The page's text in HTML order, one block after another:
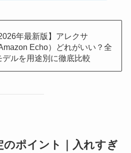
2026年最新版】アレクサ
Amazon Echo）どれがいい？全
デルを用途別に徹底比較
ポイント｜入れすぎ